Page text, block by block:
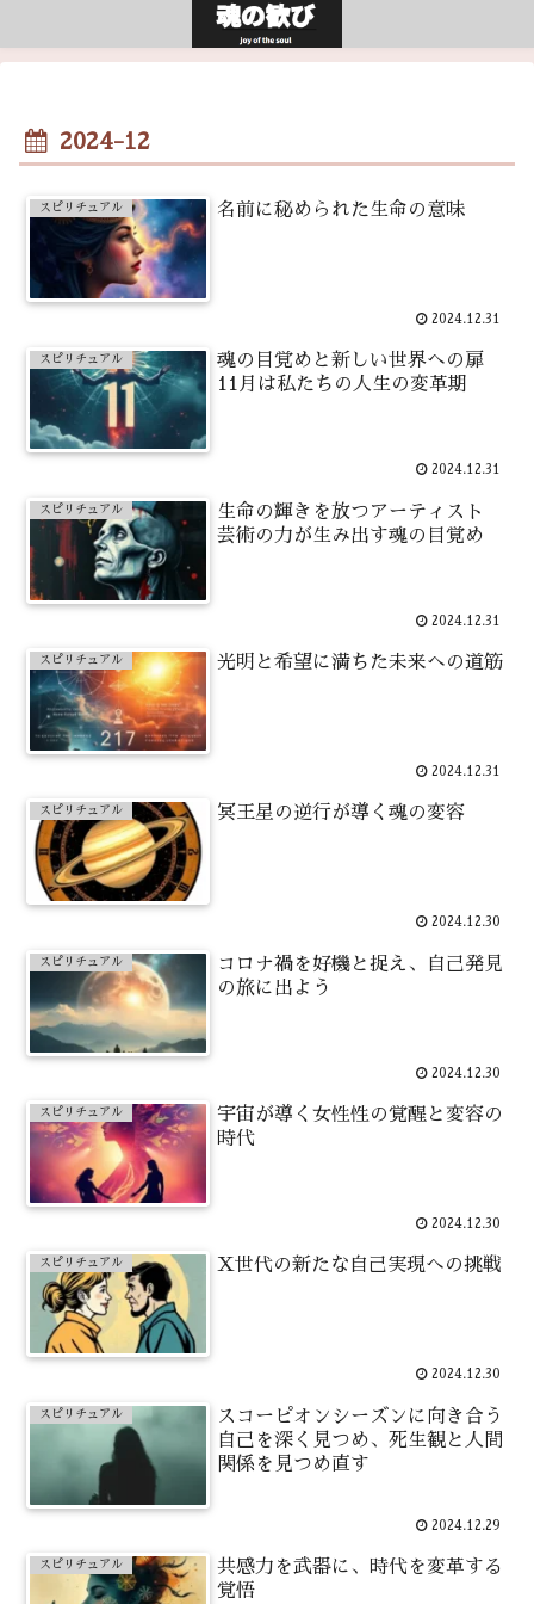
2024-12
スピリチュアル 名前に秘められた生命の意味
2024.12.31
スピリチュアル
魂の目覚めと新しい世界への扉
11月は私たちの人生の変革期
2024.12.31
スピリチュアル
生命の輝きを放つアーティスト
芸術の力が生み出す魂の目覚め
2024.12.31
スピリチュアル 光明と希望に満ちた未来への道筋
2024.12.31
スピリチュアル 冥王星の逆行が導く魂の変容
2024.12.30
スピリチュアル
コロナ禍を好機と捉え、自己発見
の旅に出よう
2024.12.30
スピリチュアル
宇宙が導く女性性の覚醒と変容の
時代
2024.12.30
スピリチュアル X世代の新たな自己実現への挑戦
2024.12.30
スピリチュアル
スコーピオンシーズンに向き合う
自己を深く見つめ、死生観と人間
関係を見つめ直す
2024.12.29
スピリチュアル
共感力を武器に、時代を変革する
覚悟